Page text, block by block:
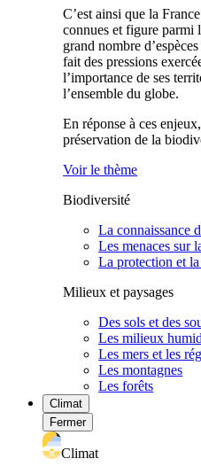
C’est ainsi que la
connues et figure parmi
grand nombre
fait des pressions
l’importance de ses
l’ensemble du globe.
En réponse à ces
préservation de la
Voir le thème
Biodiversité
La connaissance
Les menaces sur
La protection et
Milieux et paysages
Des sols et des
Les milieux
Les mers et les
Les montagnes
Les forêts
Climat
Fermer
Climat